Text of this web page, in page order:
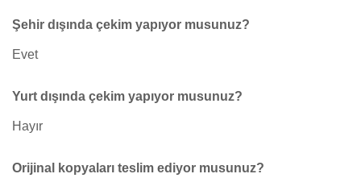
Şehir dışında çekim yapıyor musunuz?
Evet
Yurt dışında çekim yapıyor musunuz?
Hayır
Orijinal kopyaları teslim ediyor musunuz?